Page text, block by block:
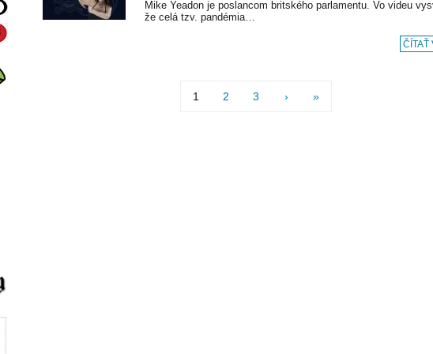
Mike Yeadon je poslancom britského parlamentu. Vo videu
že celá tzv. pandémia…
ČÍTAŤ
1 2 3 › »